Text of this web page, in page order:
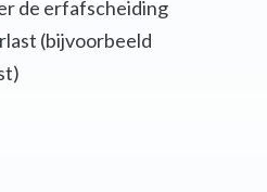
de erfafscheiding
(bijvoorbeeld